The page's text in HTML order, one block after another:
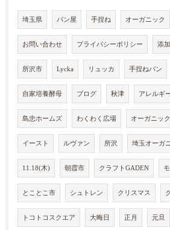
埼玉県 パン屋 手捏ね オーガニック
お問い合わせ プライバシーポリシー 添
所沢市 Lycka リュッカ 手捏ねパン
自家培養酵母 ブログ 秋津 アレルギ
島忠ホームズ わくわく広場 オーガニッ
イースト ルヴァン 所沢 埼玉オーガ
11.18(木) 朝霞市 クラフトGADEN
とことこ市 シュトレン クリスマス
トコトコスクエア 大晦日 正月 元旦